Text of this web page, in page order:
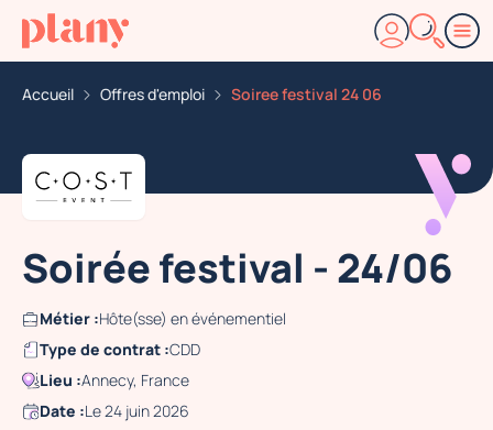
Accueil Offres d'emploi Soiree festival 24 06
Soirée festival - 24/06
Métier :Hôte(sse) en événementiel
Type de contrat :CDD
Lieu :Annecy, France
Date :Le 24 juin 2026